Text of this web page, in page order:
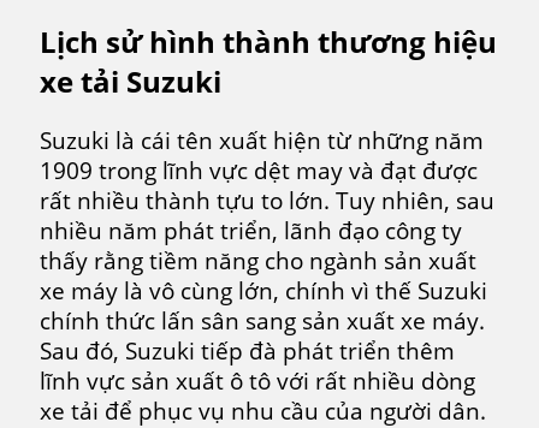
Lịch sử hình thành thương hiệu
xe tải Suzuki
Suzuki là cái tên xuất hiện từ những năm
1909 trong lĩnh vực dệt may và đạt được
rất nhiều thành tựu to lớn. Tuy nhiên, sau
nhiều năm phát triển, lãnh đạo công ty
thấy rằng tiềm năng cho ngành sản xuất
xe máy là vô cùng lớn, chính vì thế Suzuki
chính thức lấn sân sang sản xuất xe máy.
Sau đó, Suzuki tiếp đà phát triển thêm
lĩnh vực sản xuất ô tô với rất nhiều dòng
xe tải để phục vụ nhu cầu của người dân.